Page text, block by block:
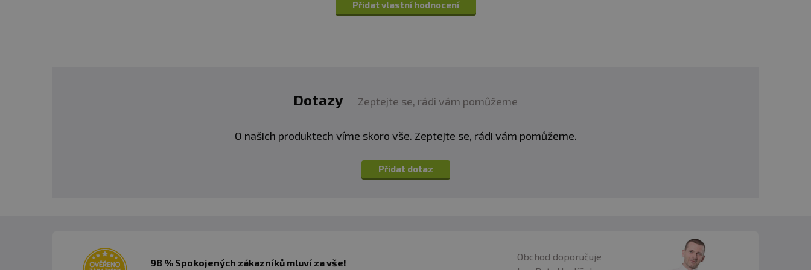
proces, který vyžaduje čas a důslednost. Díky MUTANT Mass XXXtreme se tento proces stane mnohem
impozantní, svalnatou postavu!
Přidat vlastní hodnocení
Dotazy Zeptejte se, rádi vám pomůžeme
O našich produktech víme skoro vše. Zeptejte se, rádi vám pomůžeme.
Přidat dotaz
98 % Spokojených zákazníků mluví za vše!
Obchod doporučuje